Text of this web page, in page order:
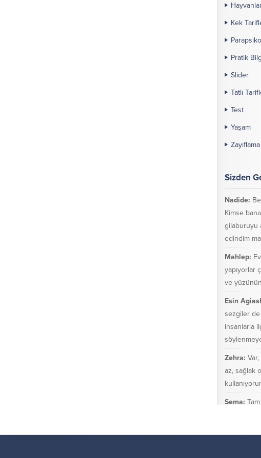
Kek
Pratik
Slider
Tatlı
Test
Yaşam
Zayıflama
Sizden
Nadide:
Kimse
gilaburuyu
edindim
Mahlep:
yapıyorlar
ve
Esin
sezgiler de
insanlarla
Zehra:
az, sağlak
Sema: